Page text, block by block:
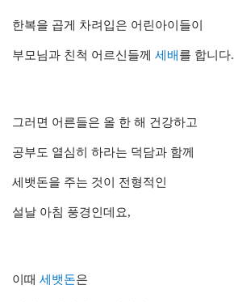
한복을 곱게 차려입은 어린아이들이
부모님과 친척 어르신들께 세배 를 합니다.
그러면 어른들은 올 한 해 건강하고
공부도 열심히 하라는 덕담과 함께
세뱃돈을 주는 것이 전형적인
설날 아침 풍경인데요,
이때 세뱃돈은